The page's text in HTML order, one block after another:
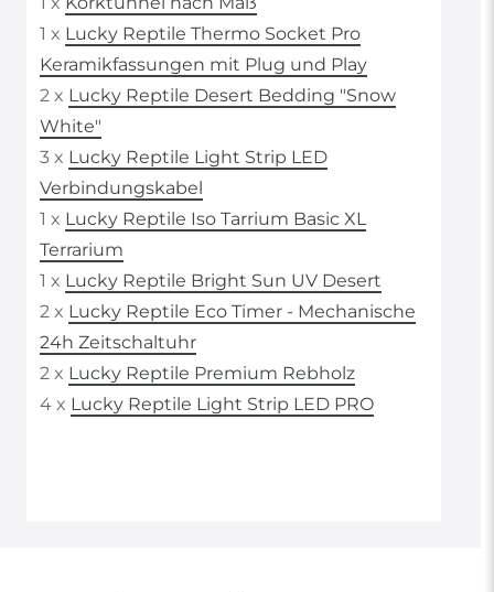
1 x Lucky Reptile Thermo Socket Pro
Keramikfassungen mit Plug und Play
2 x Lucky Reptile Desert Bedding "Snow
White"
3 x Lucky Reptile Light Strip LED
Verbindungskabel
1 x Lucky Reptile Iso Tarrium Basic XL
Terrarium
1 x Lucky Reptile Bright Sun UV Desert
2 x Lucky Reptile Eco Timer - Mechanische
24h Zeitschaltuhr
2 x Lucky Reptile Premium Rebholz
4 x Lucky Reptile Light Strip LED PRO